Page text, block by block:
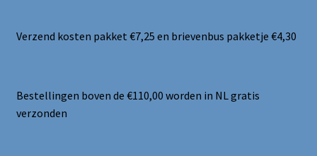
Verzend kosten pakket €7,25 en brievenbus pakketje €4,30
Bestellingen boven de €110,00 worden in NL gratis
verzonden